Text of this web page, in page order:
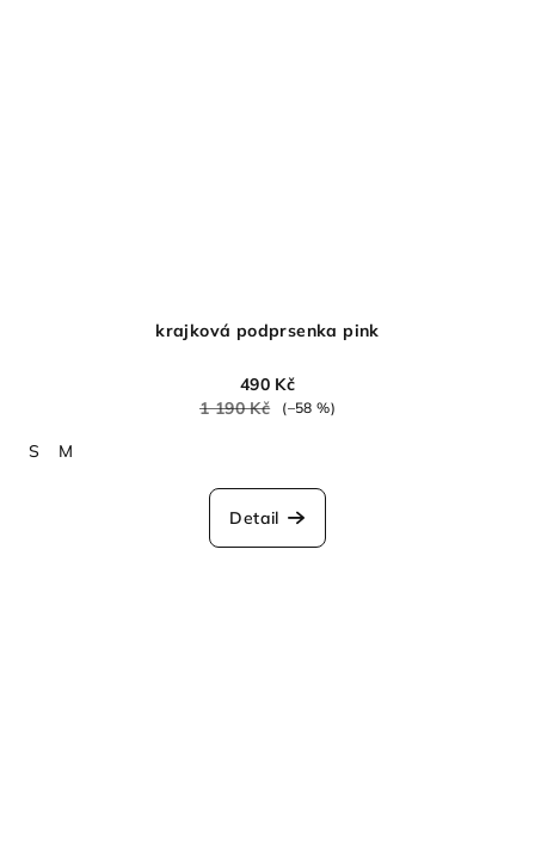
krajková podprsenka pink
490 Kč
1 190 Kč
(–58 %)
S M
Detail